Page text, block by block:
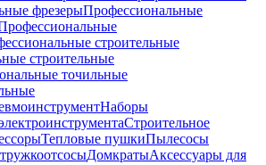
фрезерыПрофессиональные
строительные
строительные
точильные
Наборы
Строительное
Тепловые пушкиПылесосы
ДомкратыАксессуары для